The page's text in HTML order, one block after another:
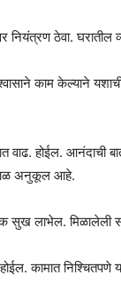
नियंत्रण ठेवा. घरातील
काम केल्याने
वाढ. होईल. आनंदाची
काळ अनुकूल आहे.
सुख लाभेल.
होईल. कामात